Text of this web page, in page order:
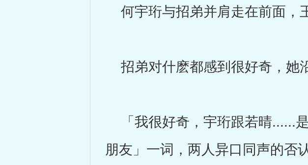
何宇珩与招弟并肩走在前面，
招弟对什麽都感到很好奇，她
「我很好奇，宇珩跟若晴......
朋友」一词，两人异口同声的否认